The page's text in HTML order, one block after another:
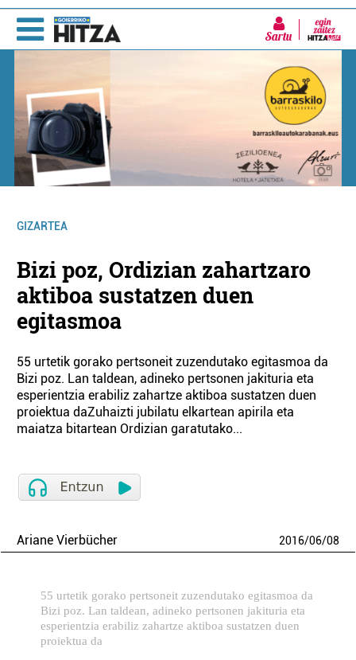
Sartu
GIZARTEA
Bizi poz, Ordizian zahartzaro
aktiboa sustatzen duen
egitasmoa
55 urtetik gorako pertsoneit zuzendutako egitasmoa da
Bizi poz. Lan taldean, adineko pertsonen jakituria eta
esperientzia erabiliz zahartze aktiboa sustatzen duen
proiektua daZuhaizti jubilatu elkartean apirila eta
maiatza bitartean Ordizian garatutako...
Ariane Vierbücher 2016/06/08
55 urtetik gorako pertsoneit zuzendutako egitasmoa da
Bizi poz. Lan taldean, adineko pertsonen jakituria eta
esperientzia erabiliz zahartze aktiboa sustatzen duen
proiektua da